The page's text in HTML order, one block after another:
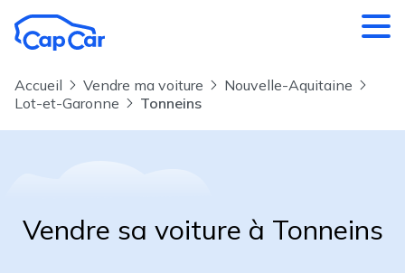
Accueil Vendre ma voiture
Nouvelle-Aquitaine
Lot-et-Garonne
Tonneins
Vendre sa voiture à Tonneins